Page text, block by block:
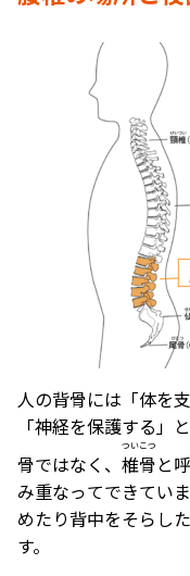
人の背骨には「体を
「神経を保護する」
骨ではなく、 椎骨
ついこつ
と
み重なってできてい
めたり背中をそらし
す。